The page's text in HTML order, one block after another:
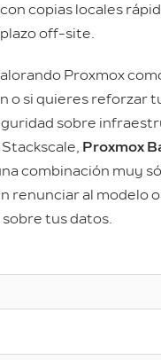
copias locales
off-site.
Proxmox
o si quieres reforzar
sobre
Proxmox
combinación muy
renunciar al modelo
tus datos.